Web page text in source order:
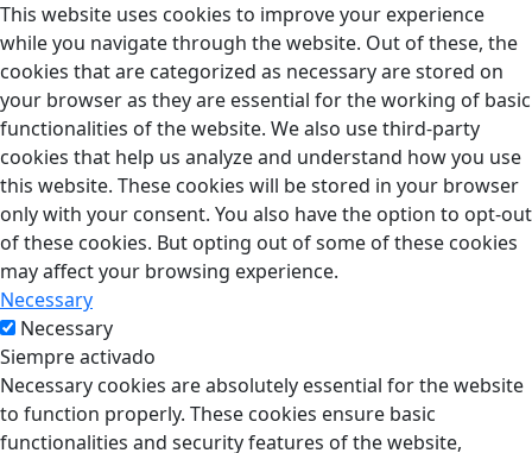
This website uses cookies to improve your experience
while you navigate through the website. Out of these, the
cookies that are categorized as necessary are stored on
your browser as they are essential for the working of basic
functionalities of the website. We also use third-party
cookies that help us analyze and understand how you use
this website. These cookies will be stored in your browser
only with your consent. You also have the option to opt-out
of these cookies. But opting out of some of these cookies
may affect your browsing experience.
Necessary
Necessary
Siempre activado
Necessary cookies are absolutely essential for the website
to function properly. These cookies ensure basic
functionalities and security features of the website,